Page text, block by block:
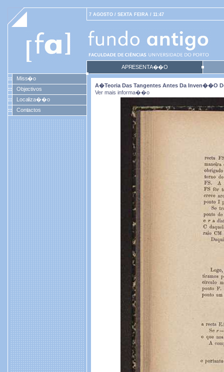
7 AGOSTO / SEXTA FEIRA / 11:47
APRESENTA��O
Miss�o
Objectivos
Localiza��o
Contactos
A�teoria Das Tangentes Antes Da Inven��o
Ver mais informa��o